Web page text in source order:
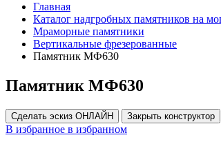
Главная
Каталог надгробных памятников на
Мраморные памятники
Вертикальные фрезерованные
Памятник МФ630
Памятник МФ630
Сделать эскиз ОНЛАЙН Закрыть конструктор
В избранное в избранном